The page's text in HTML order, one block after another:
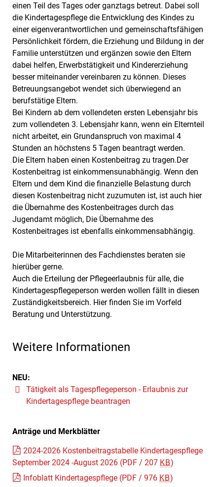
einen Teil des Tages oder ganztags betreut. Dabei soll
die Kindertagespflege die Entwicklung des Kindes zu
einer eigenverantwortlichen und gemeinschaftsfähigen
Persönlichkeit fördern, die Erziehung und Bildung in der
Familie unterstützen und ergänzen sowie den Eltern
dabei helfen, Erwerbstätigkeit und Kindererziehung
besser miteinander vereinbaren zu können. Dieses
Betreuungsangebot wendet sich überwiegend an
berufstätige Eltern.
Bei Kindern ab dem vollendeten ersten Lebensjahr bis
zum vollendeten 3. Lebensjahr kann, wenn ein Elternteil
nicht arbeitet, ein Grundanspruch von maximal 4
Stunden an höchstens 5 Tagen beantragt werden.
Die Eltern haben einen Kostenbeitrag zu tragen.Der
Kostenbeitrag ist einkommensunabhängig. Wenn den
Eltern und dem Kind die finanzielle Belastung durch
diesen Kostenbeitrag nicht zuzumuten ist, ist auch hier
die Übernahme des Kostenbeitrages durch das
Jugendamt möglich, Die Übernahme des
Kostenbeitrages ist ebenfalls einkommensabhängig.
Die Mitarbeiterinnen des Fachdienstes beraten sie
hierüber gerne.
Auch die Erteilung der Pflegeerlaubnis für alle, die
Kindertagespflegeperson werden wollen fällt in diesen
Zuständigkeitsbereich. Hier finden Sie im Vorfeld
Beratung und Unterstützung.
Weitere Informationen
NEU:
Tätigkeit als Tagespflegeperson - Erlaubnis zur
Kindertagespflege beantragen
Anträge und Merkblätter
2024-2026 Kostenbeitragstabelle Kindertagespflege
September 2024 -August 2026 (PDF / 207 KB)
Infoblatt Kindertagespflege (PDF / 976 KB)